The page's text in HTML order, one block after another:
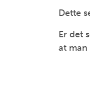
Dette
Er det
at man